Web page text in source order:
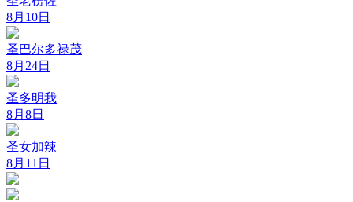
8月10日
圣巴尔多禄茂
8月24日
圣多明我
8月8日
圣女加辣
8月11日